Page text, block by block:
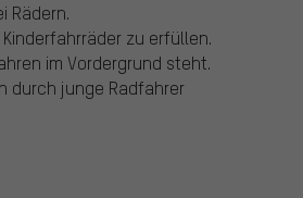
Rädern.
zu erfüllen.
im Vordergrund steht.
durch junge Radfahrer